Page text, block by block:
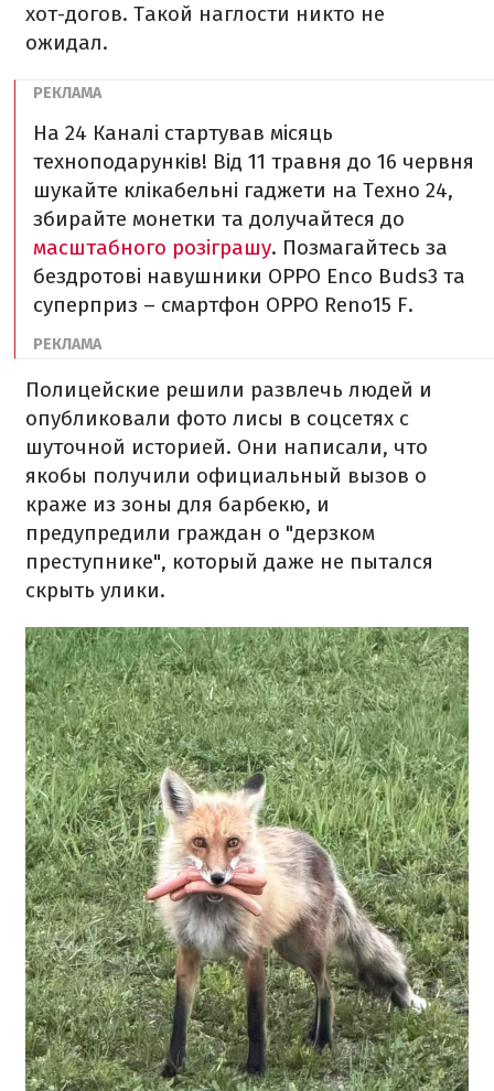
хот-догов. Такой наглости никто не
ожидал.
На 24 Каналі стартував місяць
техноподарунків! Від 11 травня до 16 червня
шукайте клікабельні гаджети на Техно 24,
збирайте монетки та долучайтеся до
масштабного розіграшу. Позмагайтесь за
бездротові навушники OPPO Enco Buds3 та
суперприз – смартфон OPPO Reno15 F.
Полицейские решили развлечь людей и
опубликовали фото лисы в соцсетях с
шуточной историей. Они написали, что
якобы получили официальный вызов о
краже из зоны для барбекю, и
предупредили граждан о "дерзком
преступнике", который даже не пытался
скрыть улики.